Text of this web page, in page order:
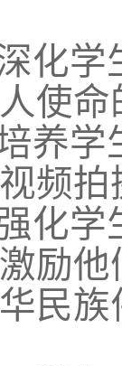
化学
使命
养
频
化学
励
民